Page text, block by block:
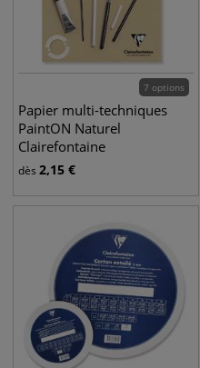
7 options
Papier multi-techniques
PaintON Naturel
Clairefontaine
dès 2,15 €